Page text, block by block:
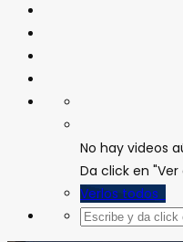
No hay videos
Da click en
Verlos todos